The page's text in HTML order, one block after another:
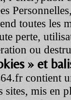
toutes les
perte,
ou
» et
contient
sites, mis en